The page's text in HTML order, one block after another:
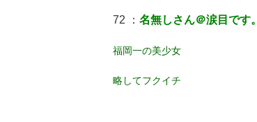
72 ： 名無しさん＠涙目です。
福岡一の美少女
略してフクイチ